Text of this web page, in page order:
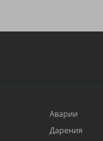
Аварии
Дарения